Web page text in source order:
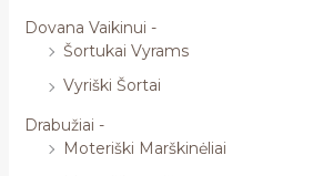
Dovana Vaikinui -
Šortukai Vyrams
Vyriški Šortai
Drabužiai -
Moteriški Marškinėliai